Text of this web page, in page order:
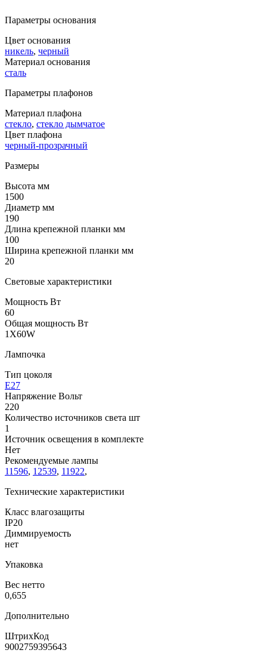
Параметры основания
Цвет основания
никель, черный
Материал основания
сталь
Параметры плафонов
Материал плафона
стекло, стекло дымчатое
Цвет плафона
черный-прозрачный
Размеры
Высота мм
1500
Диаметр мм
190
Длина крепежной планки мм
100
Ширина крепежной планки мм
20
Световые характеристики
Мощность Вт
60
Общая мощность Вт
1X60W
Лампочка
Тип цоколя
E27
Напряжение Вольт
220
Количество источников света шт
1
Источник освещения в комплекте
Нет
Рекомендуемые лампы
11596, 12539, 11922,
Технические характеристики
Класс влагозащиты
IP20
Диммируемость
нет
Упаковка
Вес нетто
0,655
Дополнительно
ШтрихКод
9002759395643